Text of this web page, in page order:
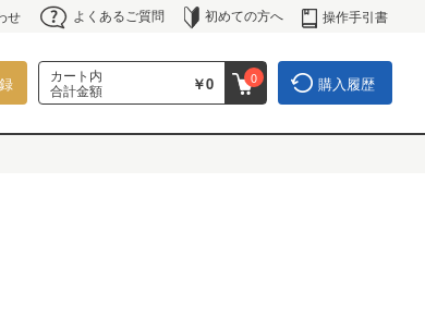
せ よくあるご質問 初めての方へ 操作手引書
カート内
合計金額
￥0 0 購入履歴